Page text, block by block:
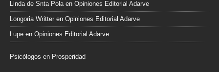
Linda de Snta Polaen Opiniones Editorial Adarve
Longoria Writter en Opiniones Editorial Adarve
Lupe en Opiniones Editorial Adarve
Psicólogos en Prosperidad